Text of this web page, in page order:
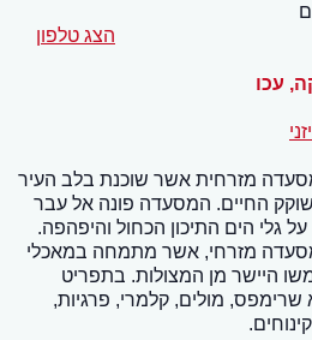
הצג טלפון
, עכו
מזרחית אשר שוכנת בלב העיר
החיים. המסעדה פונה אל עבר
גלי הים התיכון הכחול והיפהפה.
מזרחי, אשר מתמחה במאכלי
היישר מן המצולות. בתפריט
שרימפס, מולים, קלמרי, פרגיות,